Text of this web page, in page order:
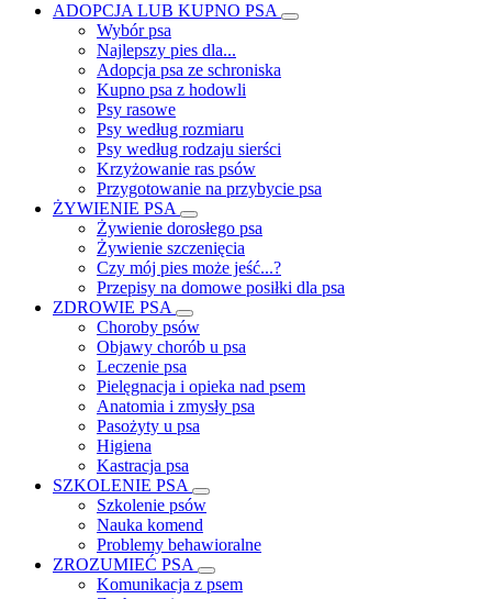
ADOPCJA LUB KUPNO PSA
Wybór psa
Najlepszy pies dla...
Adopcja psa ze schroniska
Kupno psa z hodowli
Psy rasowe
Psy według rozmiaru
Psy według rodzaju sierści
Krzyżowanie ras psów
Przygotowanie na przybycie psa
ŻYWIENIE PSA
Żywienie dorosłego psa
Żywienie szczenięcia
Czy mój pies może jeść...?
Przepisy na domowe posiłki dla psa
ZDROWIE PSA
Choroby psów
Objawy chorób u psa
Leczenie psa
Pielęgnacja i opieka nad psem
Anatomia i zmysły psa
Pasożyty u psa
Higiena
Kastracja psa
SZKOLENIE PSA
Szkolenie psów
Nauka komend
Problemy behawioralne
ZROZUMIEĆ PSA
Komunikacja z psem